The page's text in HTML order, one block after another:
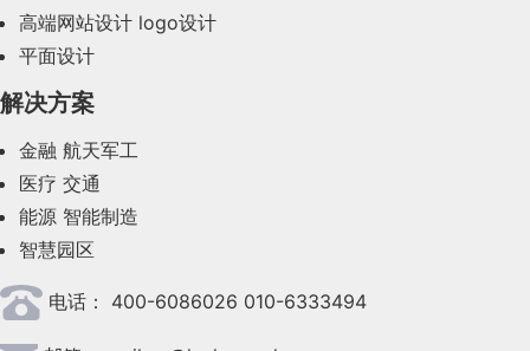
2023年8月(88)
2023年7月(62)
2023年6月(58)
2023年5月(28)
2023年4月(47)
2023年3月(37)
高端网站设计 logo设计
平面设计
解决方案
金融 航天军工
医疗 交通
能源 智能制造
智慧园区
电话： 400-6086026 010-6333494